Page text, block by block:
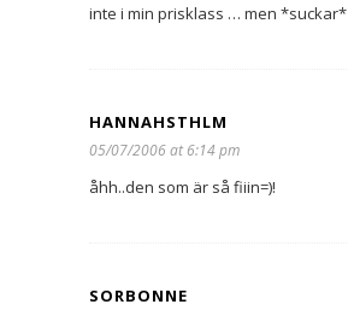
inte i min prisklass … men *suckar*
HANNAHSTHLM
05/07/2006 at 6:14 pm
åhh..den som är så fiiin=)!
SORBONNE